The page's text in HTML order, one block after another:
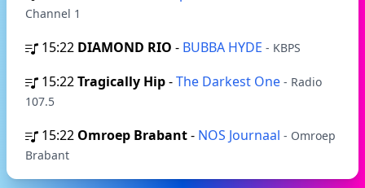
Channel 1
15:22 DIAMOND RIO - BUBBA HYDE - KBPS
15:22Tragically Hip-The Darkest One - Radio
107.5
15:22 Omroep Brabant- NOS Journaal - Omroep
Brabant